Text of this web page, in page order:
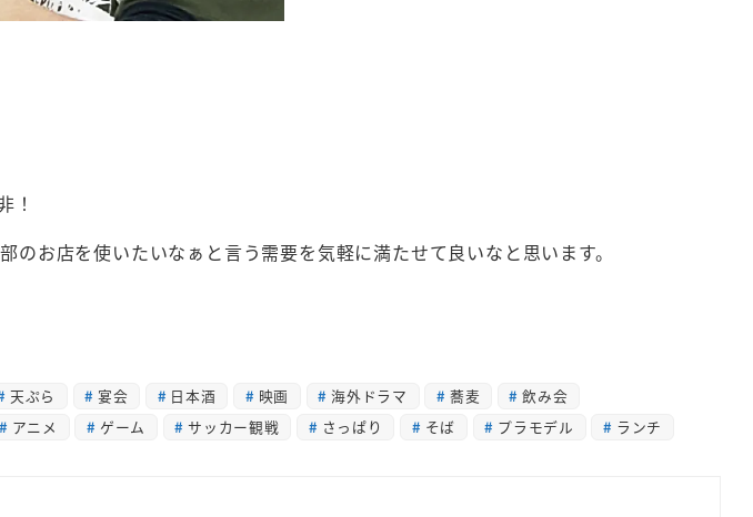
！
お店を使いたいなぁと言う需要を気軽に満たせて良いなと思います。
天ぷら 宴会 日本酒 映画 海外ドラマ 蕎麦
飲み会
アニメ ゲーム サッカー観戦 さっぱり そば プラモデル
ランチ